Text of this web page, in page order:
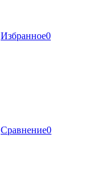
Избранное0
Сравнение0